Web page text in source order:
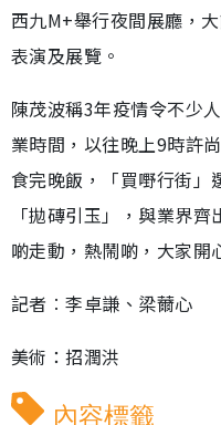
西九M+舉行夜間展廳，
表演及展覽。
陳茂波稱3年疫情令不少
業時間，以往晚上9時許
食完晚飯，「買嘢行街」
「拋磚引玉」，與業界
啲走動，熱鬧啲，大家開
記者︰李卓謙、梁薾心
美術：招潤洪
內容標籤